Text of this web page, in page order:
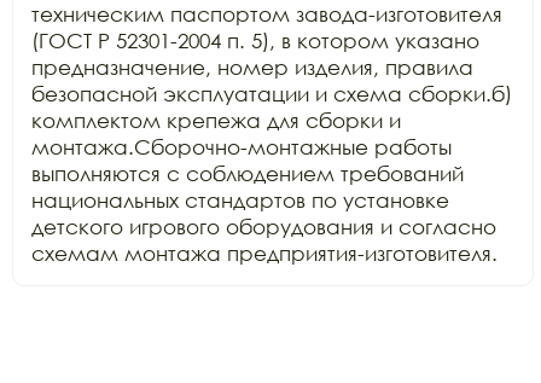
техническим паспортом завода-изготовителя
(ГОСТ Р 52301-2004 п. 5), в котором указано
предназначение, номер изделия, правила
безопасной эксплуатации и схема сборки.б)
комплектом крепежа для сборки и
монтажа.Сборочно-монтажные работы
выполняются с соблюдением требований
национальных стандартов по установке
детского игрового оборудования и согласно
схемам монтажа предприятия-изготовителя.